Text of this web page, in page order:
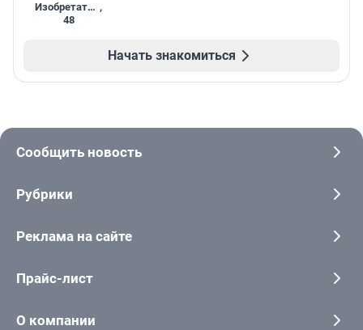
Изобретатель ,
48
Начать знакомиться
Сообщить новость
Рубрики
Реклама на сайте
Прайс-лист
О компании